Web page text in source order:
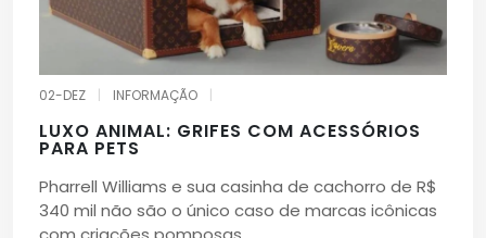
02-DEZ INFORMAÇÃO
LUXO ANIMAL: GRIFES COM ACESSÓRIOS
PARA PETS
Pharrell Williams e sua casinha de cachorro de R$
340 mil não são o único caso de marcas icônicas